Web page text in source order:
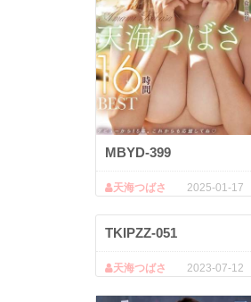
MBYD-399
2025-01-17
天海つばさ
TKIPZZ-051
2023-07-12
天海つばさ